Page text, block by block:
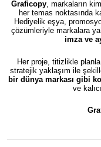
Graficopy, markaların
her temas noktasında
Hediyelik eşya,
çözümleriyle markalara
imza ve
Her proje, titizlikle
stratejik yaklaşım ile
bir dünya markası gibi
ve